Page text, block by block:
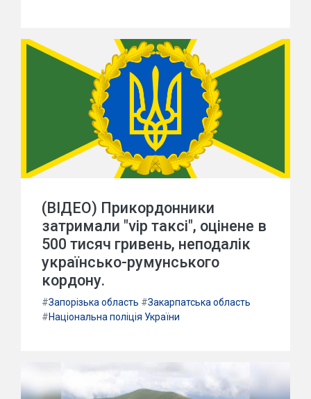
(ВІДЕО) Прикордонники
затримали "vip таксі", оцінене в
500 тисяч гривень, неподалік
українсько-румунського
кордону.
#Запорізька область #Закарпатська область
#Національна поліція України